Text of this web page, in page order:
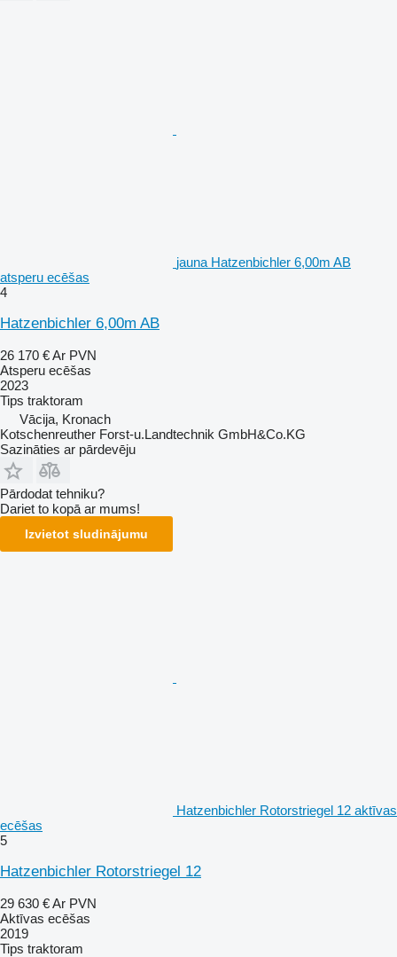
jauna Hatzenbichler 6,00m AB
atsperu ecēšas
4
Hatzenbichler 6,00m AB
26 170 €Ar PVN
Atsperu ecēšas
2023
Tips traktoram
Vācija, Kronach
Kotschenreuther Forst-u.Landtechnik GmbH&Co.KG
Sazināties ar pārdevēju
Pārdodat tehniku?
Dariet to kopā ar mums!
Izvietot sludinājumu
Hatzenbichler Rotorstriegel 12 aktīvas
ecēšas
5
Hatzenbichler Rotorstriegel 12
29 630 €Ar PVN
Aktīvas ecēšas
2019
Tips traktoram